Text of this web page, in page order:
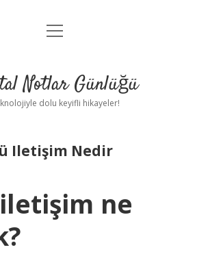
Anasayfa
Yasal Uyarı
menüyü
Notlar Günlüğü
dolu keyifli hikayeler!
Iletişim Nedir
ne